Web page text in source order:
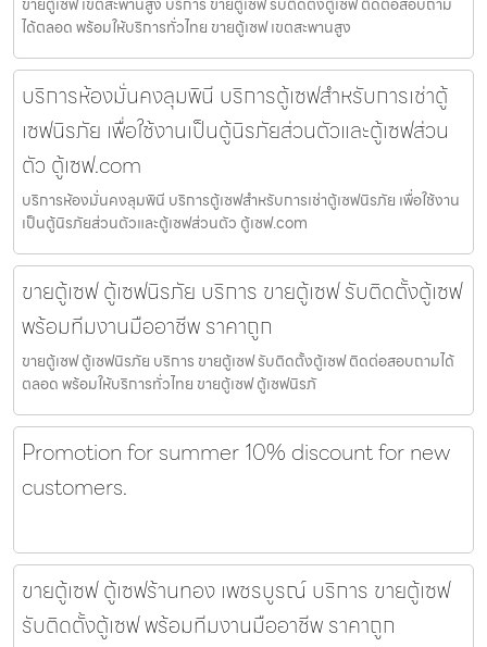
ได้ตลอด พร้อมให้บริการทั่วไทย ขายตู้เซฟ เขตสะพานสูง
บริการห้องมั่นคงลุมพินี บริการตู้เซฟสำหรับการเช่าตู้
เซฟนิรภัย เพื่อใช้งานเป็นตู้นิรภัยส่วนตัวและตู้เซฟส่วน
ตัว ตู้เซฟ.com
บริการห้องมั่นคงลุมพินี บริการตู้เซฟสำหรับการเช่าตู้เซฟนิรภัย เพื่อใช้งาน
เป็นตู้นิรภัยส่วนตัวและตู้เซฟส่วนตัว ตู้เซฟ.com
ขายตู้เซฟ ตู้เซฟนิรภัย บริการ ขายตู้เซฟ รับติดตั้งตู้เซฟ
พร้อมทีมงานมืออาชีพ ราคาถูก
ขายตู้เซฟ ตู้เซฟนิรภัย บริการ ขายตู้เซฟ รับติดตั้งตู้เซฟ ติดต่อสอบถามได้
ตลอด พร้อมให้บริการทั่วไทย ขายตู้เซฟ ตู้เซฟนิรภั
Promotion for summer 10% discount for new
customers.
ขายตู้เซฟ ตู้เซฟร้านทอง เพชรบูรณ์ บริการ ขายตู้เซฟ
รับติดตั้งตู้เซฟ พร้อมทีมงานมืออาชีพ ราคาถูก